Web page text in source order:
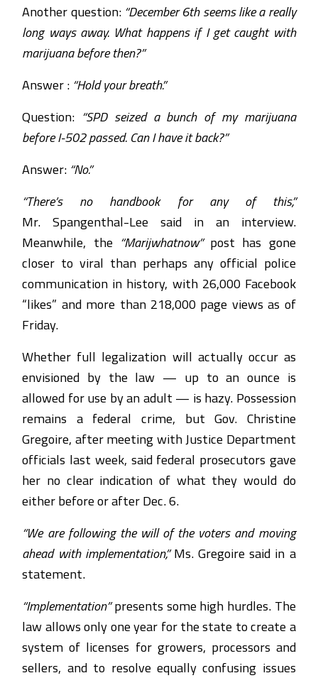
Another question: “December 6th seems like a really
long ways away. What happens if I get caught with
marijuana before then?”
Answer : “Hold your breath.”
Question: “SPD seized a bunch of my marijuana
before I-502 passed. Can I have it back?”
Answer: “No.”
“There’s no handbook for any of this,”
Mr. Spangenthal-Lee said in an interview.
Meanwhile, the “Marijwhatnow”post has gone
closer to viral than perhaps any official police
communication in history, with 26,000 Facebook
“likes” and more than 218,000 page views as of
Friday.
Whether full legalization will actually occur as
envisioned by the law — up to an ounce is
allowed for use by an adult — is hazy. Possession
remains a federal crime, but Gov. Christine
Gregoire, after meeting with Justice Department
officials last week, said federal prosecutors gave
her no clear indication of what they would do
either before or after Dec. 6.
“We are following the will of the voters and moving
ahead with implementation,”Ms. Gregoire said in a
statement.
“Implementation”presents some high hurdles. The
law allows only one year for the state to create a
system of licenses for growers, processors and
sellers, and to resolve equally confusing issues